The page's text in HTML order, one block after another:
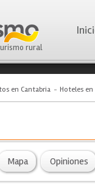
rural
en Cantabria Hoteles
Mapa Opiniones